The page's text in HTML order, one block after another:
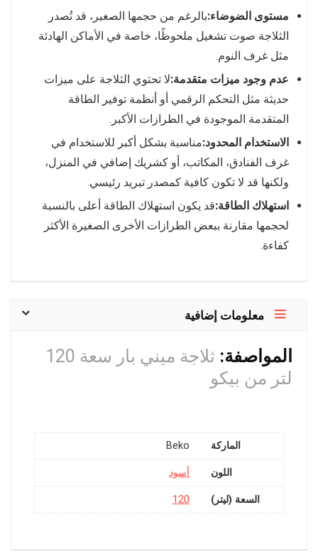
مستوى الضوضاء:بالرغم من حجمها الصغير، قد تُصدر
الثلاجة صوت تشغيل ملحوظًا، خاصة في الأماكن الهادئة
مثل غرف النوم.
عدم وجود ميزات متقدمة:لا تحتوي الثلاجة على ميزات
حديثة مثل التحكم الرقمي أو أنظمة توفير الطاقة
المتقدمة الموجودة في الطرازات الأكبر.
الاستخدام المحدود:مناسبة بشكل أكبر للاستخدام في
غرف الفنادق، المكاتب، أو كشريك إضافي في المنزل،
ولكنها قد لا تكون كافية كمصدر تبريد رئيسي.
استهلاك الطاقة:قد يكون استهلاك الطاقة أعلى بالنسبة
لحجمها مقارنة ببعض الطرازات الأخرى الصغيرة الأكثر
كفاءة.
معلومات إضافية
المواصفة:
ثلاجة ميني بار سعة 120
لتر من بيكو
الماركة Beko
اللون أسود
السعة (ليتر) 120